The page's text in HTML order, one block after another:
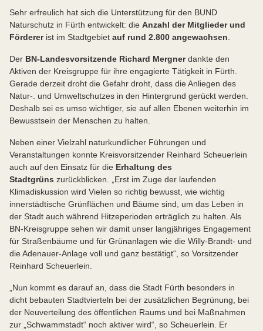
Sehr erfreulich hat sich die Unterstützung für den BUND
Naturschutz in Fürth entwickelt: die Anzahl der Mitglieder und
Fördererist im Stadtgebiet auf rund 2.800 angewachsen.
Der BN-Landesvorsitzende Richard Mergnerdankte den
Aktiven der Kreisgruppe für ihre engagierte Tätigkeit in Fürth.
Gerade derzeit droht die Gefahr droht, dass die Anliegen des
Natur-. und Umweltschutzes in den Hintergrund gerückt werden.
Deshalb sei es umso wichtiger, sie auf allen Ebenen weiterhin im
Bewusstsein der Menschen zu halten.
Neben einer Vielzahl naturkundlicher Führungen und
Veranstaltungen konnte Kreisvorsitzender Reinhard Scheuerlein
auch auf den Einsatz für die Erhaltung des
Stadtgrüns zurückblicken. „Erst im Zuge der laufenden
Klimadiskussion wird Vielen so richtig bewusst, wie wichtig
innerstädtische Grünflächen und Bäume sind, um das Leben in
der Stadt auch während Hitzeperioden erträglich zu halten. Als
BN-Kreisgruppe sehen wir damit unser langjähriges Engagement
für Straßenbäume und für Grünanlagen wie die Willy-Brandt- und
die Adenauer-Anlage voll und ganz bestätigt“, so Vorsitzender
Reinhard Scheuerlein.
„Nun kommt es darauf an, dass die Stadt Fürth besonders in
dicht bebauten Stadtvierteln bei der zusätzlichen Begrünung, bei
der Neuverteilung des öffentlichen Raums und bei Maßnahmen
zur „Schwammstadt“ noch aktiver wird“, so Scheuerlein. Er